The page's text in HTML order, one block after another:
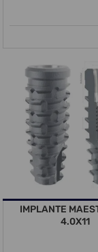
IMPLANTE
4.0X11